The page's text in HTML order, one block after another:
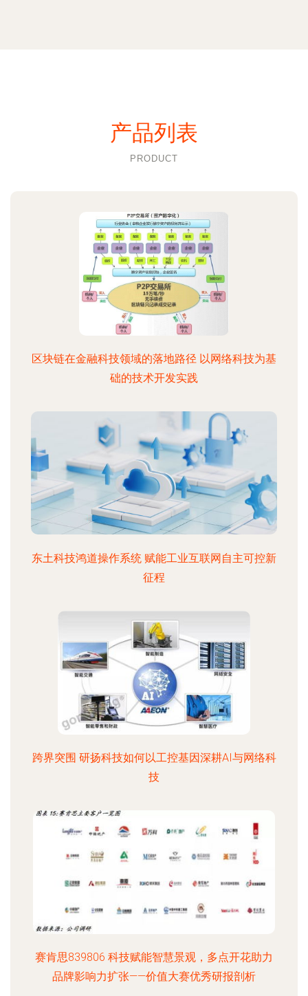
产品列表
PRODUCT
区块链在金融科技领域的落地路径 以网络科技为基
础的技术开发实践
东土科技鸿道操作系统 赋能工业互联网自主可控新
征程
跨界突围 研扬科技如何以工控基因深耕AI与网络科
技
赛肯思839806 科技赋能智慧景观，多点开花助力
品牌影响力扩张——价值大赛优秀研报剖析